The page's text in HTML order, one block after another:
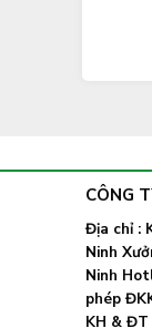
CÔNG
Địa chỉ :
Ninh
Ninh
phép
KH &